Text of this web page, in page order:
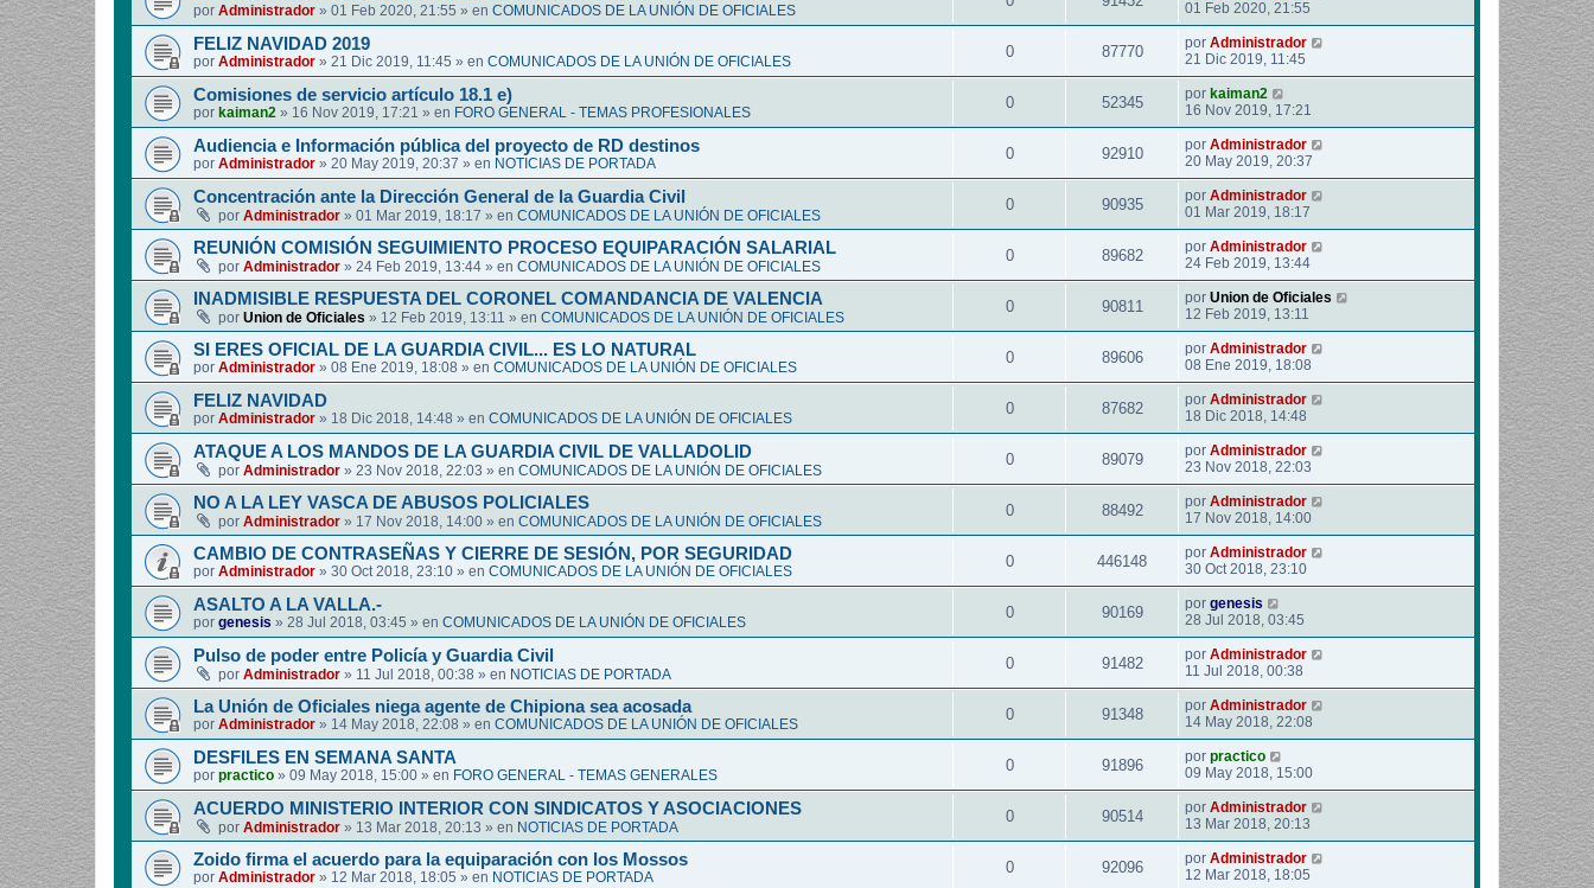
por Administrador » 01 Feb 2020, 21:55 » en COMUNICADOS DE LA UNIÓN DE OFICIALES
01 Feb 2020, 21:55
FELIZ NAVIDAD 2019
por Administrador » 21 Dic 2019, 11:45 » en COMUNICADOS DE LA UNIÓN DE OFICIALES
0 87770 por Administrador
21 Dic 2019, 11:45
Comisiones de servicio artículo 18.1 e)
por kaiman2 » 16 Nov 2019, 17:21 » en FORO GENERAL - TEMAS PROFESIONALES
0 52345 por kaiman2
16 Nov 2019, 17:21
Audiencia e Información pública del proyecto de RD destinos
por Administrador » 20 May 2019, 20:37 » en NOTICIAS DE PORTADA
0 92910 por Administrador
20 May 2019, 20:37
Concentración ante la Dirección General de la Guardia Civil
por Administrador » 01 Mar 2019, 18:17 » en COMUNICADOS DE LA UNIÓN DE OFICIALES
0 90935 por Administrador
01 Mar 2019, 18:17
REUNIÓN COMISIÓN SEGUIMIENTO PROCESO EQUIPARACIÓN SALARIAL
por Administrador » 24 Feb 2019, 13:44 » en COMUNICADOS DE LA UNIÓN DE OFICIALES
0 89682 por Administrador
24 Feb 2019, 13:44
INADMISIBLE RESPUESTA DEL CORONEL COMANDANCIA DE VALENCIA
por Union de Oficiales » 12 Feb 2019, 13:11 » en COMUNICADOS DE LA UNIÓN DE OFICIALES
0 90811 por Union de Oficiales
12 Feb 2019, 13:11
SI ERES OFICIAL DE LA GUARDIA CIVIL... ES LO NATURAL
por Administrador » 08 Ene 2019, 18:08 » en COMUNICADOS DE LA UNIÓN DE OFICIALES
0 89606 por Administrador
08 Ene 2019, 18:08
FELIZ NAVIDAD
por Administrador » 18 Dic 2018, 14:48 » en COMUNICADOS DE LA UNIÓN DE OFICIALES
0 87682 por Administrador
18 Dic 2018, 14:48
ATAQUE A LOS MANDOS DE LA GUARDIA CIVIL DE VALLADOLID
por Administrador » 23 Nov 2018, 22:03 » en COMUNICADOS DE LA UNIÓN DE OFICIALES
0 89079 por Administrador
23 Nov 2018, 22:03
NO A LA LEY VASCA DE ABUSOS POLICIALES
por Administrador » 17 Nov 2018, 14:00 » en COMUNICADOS DE LA UNIÓN DE OFICIALES
0 88492 por Administrador
17 Nov 2018, 14:00
CAMBIO DE CONTRASEÑAS Y CIERRE DE SESIÓN, POR SEGURIDAD
por Administrador » 30 Oct 2018, 23:10 » en COMUNICADOS DE LA UNIÓN DE OFICIALES
0 446148 por Administrador
30 Oct 2018, 23:10
ASALTO A LA VALLA.-
por genesis » 28 Jul 2018, 03:45 » en COMUNICADOS DE LA UNIÓN DE OFICIALES
0 90169 por genesis
28 Jul 2018, 03:45
Pulso de poder entre Policía y Guardia Civil
por Administrador » 11 Jul 2018, 00:38 » en NOTICIAS DE PORTADA
0 91482 por Administrador
11 Jul 2018, 00:38
La Unión de Oficiales niega agente de Chipiona sea acosada
por Administrador » 14 May 2018, 22:08 » en COMUNICADOS DE LA UNIÓN DE OFICIALES
0 91348 por Administrador
14 May 2018, 22:08
DESFILES EN SEMANA SANTA
por practico » 09 May 2018, 15:00 » en FORO GENERAL - TEMAS GENERALES
0 91896 por practico
09 May 2018, 15:00
ACUERDO MINISTERIO INTERIOR CON SINDICATOS Y ASOCIACIONES
por Administrador » 13 Mar 2018, 20:13 » en NOTICIAS DE PORTADA
0 90514 por Administrador
13 Mar 2018, 20:13
Zoido firma el acuerdo para la equiparación con los Mossos
por Administrador » 12 Mar 2018, 18:05 » en NOTICIAS DE PORTADA
0 92096 por Administrador
12 Mar 2018, 18:05